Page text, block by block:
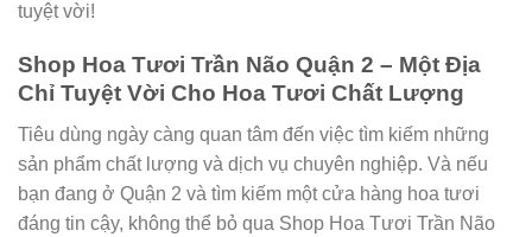
tuyệt vời!
Shop Hoa Tươi Trần Não Quận 2 – Một Địa
Chỉ Tuyệt Vời Cho Hoa Tươi Chất Lượng
Tiêu dùng ngày càng quan tâm đến việc tìm kiếm những
sản phẩm chất lượng và dịch vụ chuyên nghiệp. Và nếu
bạn đang ở Quận 2 và tìm kiếm một cửa hàng hoa tươi
đáng tin cậy, không thể bỏ qua Shop Hoa Tươi Trần Não